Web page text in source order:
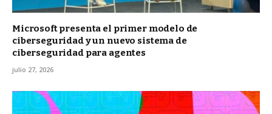
Microsoft presenta el primer modelo de
ciberseguridad y un nuevo sistema de
ciberseguridad para agentes
julio 27, 2026